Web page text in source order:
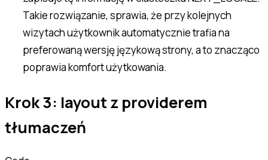
Takie rozwiązanie, sprawia, że przy kolejnych
wizytach użytkownik automatycznie trafia na
preferowaną wersję językową strony, a to znacząco
poprawia komfort użytkowania.
Krok 3: layout z providerem
tłumaczeń